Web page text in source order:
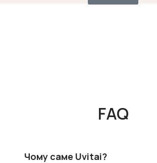
FAQ
Чому саме Uvitai?